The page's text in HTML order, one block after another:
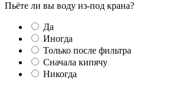
Пьёте ли вы воду из-под крана?
Да
Иногда
Только после фильтра
Сначала кипячу
Никогда